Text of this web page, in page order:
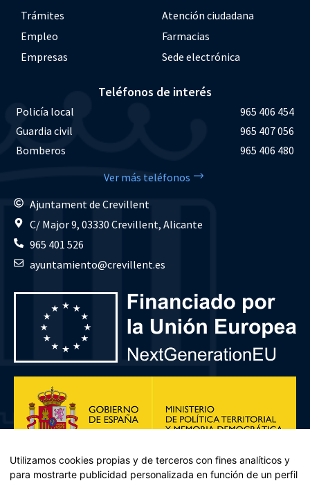
Trámites
Atención ciudadana
Empleo
Farmacias
Empresas
Sede electrónica
Teléfonos de interés
Policía local
965 406 454
Guardia civil
965 407 056
Bomberos
965 406 480
Ver más teléfonos
Ajuntament de Crevillent
C/ Major 9, 03330 Crevillent, Alicante
965 401 526
ayuntamiento@crevillent.es
Utilizamos cookies propias y de terceros con fines analíticos y
para mostrarte publicidad personalizada en función de un perfil